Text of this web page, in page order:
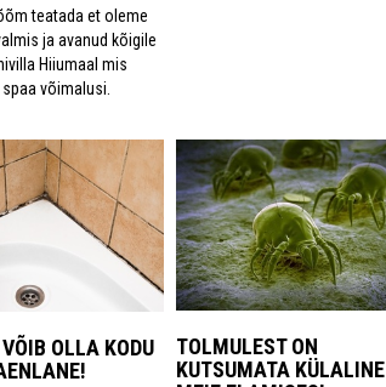
teatada et oleme
ja avanud kõigile
Hiiumaal mis
võimalusi.
OLLA KODU
TOLMULEST ON
KUTSUMATA KÜLALINE